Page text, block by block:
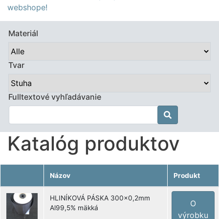
webshope!
Materiál
Tvar
Fulltextové vyhľadávanie

Katalóg produktov
Názov Produkt
HLINÍKOVÁ PÁSKA 300x0,2mm
Al99,5% mäkká
O
výrobku